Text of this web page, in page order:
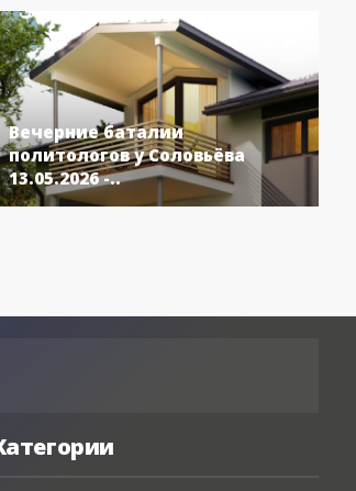
Вечерние баталии
политологов у Соловьёва
13.05.2026 -..